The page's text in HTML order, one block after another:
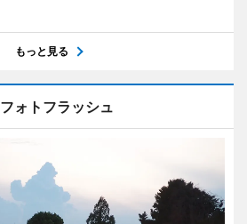
もっと見る
フォトフラッシュ